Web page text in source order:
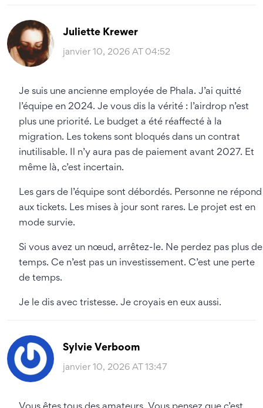
Juliette Krewer
janvier 10, 2026 AT 04:52
Je suis une ancienne employée de Phala. J’ai quitté
l’équipe en 2024. Je vous dis la vérité : l’airdrop n’est
plus une priorité. Le budget a été réaffecté à la
migration. Les tokens sont bloqués dans un contrat
inutilisable. Il n’y aura pas de paiement avant 2027. Et
même là, c’est incertain.
Les gars de l’équipe sont débordés. Personne ne répond
aux tickets. Les mises à jour sont rares. Le projet est en
mode survie.
Si vous avez un nœud, arrêtez-le. Ne perdez pas plus de
temps. Ce n’est pas un investissement. C’est une perte
de temps.
Je le dis avec tristesse. Je croyais en eux aussi.
Sylvie Verboom
janvier 10, 2026 AT 13:47